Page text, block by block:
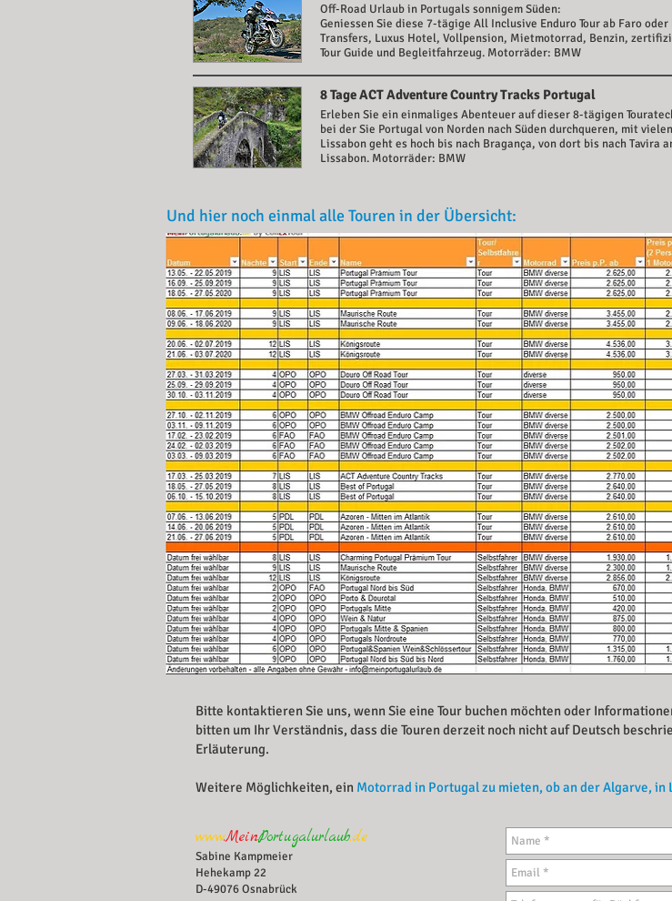
Off-Road Urlaub in Portugals sonnigem Süden:
Geniessen Sie diese 7-tägige All Inclusive Enduro Tour ab Faro
Transfers, Luxus Hotel, Vollpension, Mietmotorrad, Benzin,
Tour Guide und Begleitfahrzeug. Motorräder: BMW
8 Tage ACT Adventure Country Tracks Portugal
Erleben Sie ein einmaliges Abenteuer auf dieser 8-tägigen
bei der Sie Portugal von Norden nach Süden durchqueren, mit
Lissabon geht es hoch bis nach Bragança, von dort bis nach Tavira
Lissabon. Motorräder: BMW
Und hier noch einmal alle Touren in der Übersicht:
Bitte kontaktieren Sie uns, wenn Sie eine Tour buchen möchten oder
bitten um Ihr Verständnis, dass die Touren derzeit noch nicht auf Deutsch
Erläuterung.
Weitere Möglichkeiten, ein Motorrad in Portugal zu mieten, ob an der Algarve,
www.MeinPortugalurlaub.de
Sabine Kampmeier
Hehekamp 22
D-49076 Osnabrück